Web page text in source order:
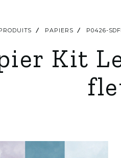
PAPIERS P0426-
Kit